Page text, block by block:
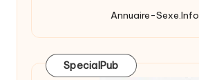
Annuaire-Sexe.Info
SpecialPub